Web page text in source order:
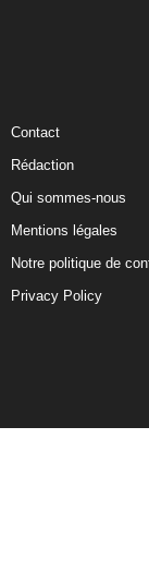
Contact
Rédaction
Qui sommes-nous
Mentions légales
Notre politique de
Privacy Policy